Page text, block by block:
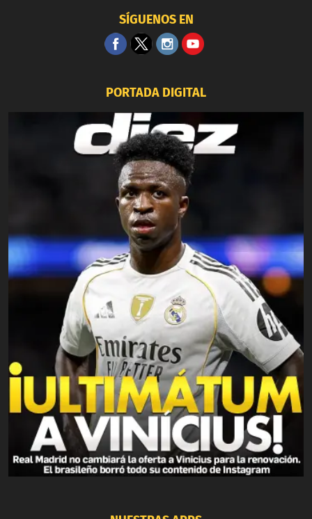
SÍGUENOS EN
PORTADA DIGITAL